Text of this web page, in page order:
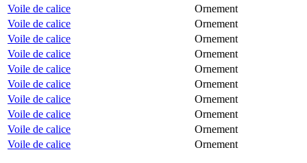
Voile de calice
Ornement
Voile de calice
Ornement
Voile de calice
Ornement
Voile de calice
Ornement
Voile de calice
Ornement
Voile de calice
Ornement
Voile de calice
Ornement
Voile de calice
Ornement
Voile de calice
Ornement
Voile de calice
Ornement